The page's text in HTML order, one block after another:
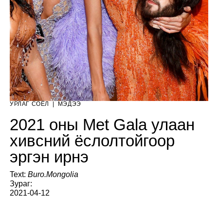
УРЛАГ СОЁЛ | МЭДЭЭ
2021 оны Met Gala улаан
хивсний ёслолтойгоор
эргэн ирнэ
Text: Buro.Mongolia
Зураг:
2021-04-12